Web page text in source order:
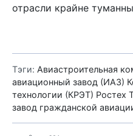
отрасли крайне
Тэги: Авиастроительная
авиационный завод (ИАЗ)
технологии (КРЭТ) Ростех
завод гражданской